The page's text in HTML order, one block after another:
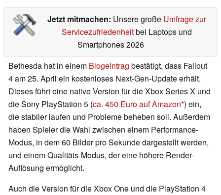
Jetzt mitmachen: Unsere große Umfrage zur
Servicezufriedenheitbei Laptops und
Smartphones 2026
Bethesda hat in einem Blogeintrag bestätigt, dass Fallout
4 am 25. April ein kostenloses Next-Gen-Update erhält.
Dieses führt eine native Version für die Xbox Series X und
die Sony PlayStation 5 (ca. 450 Euro auf Amazon ) ein,
die stabiler laufen und Probleme beheben soll. Außerdem
haben Spieler die Wahl zwischen einem Performance-
Modus, in dem 60 Bilder pro Sekunde dargestellt werden,
und einem Qualitäts-Modus, der eine höhere Render-
Auflösung ermöglicht.
Auch die Version für die Xbox One und die PlayStation 4